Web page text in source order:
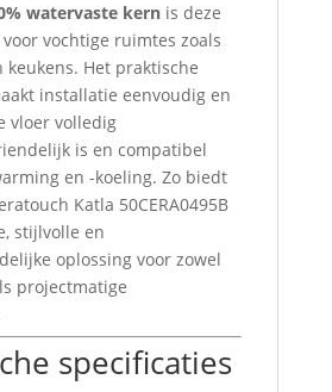
watervaste kernis deze
vochtige ruimtes zoals
keukens. Het praktische
installatie eenvoudig en
vloer volledig
is en compatibel
en -koeling. Zo biedt
Katla 50CERA0495B
stijlvolle en
oplossing voor zowel
projectmatige
specificaties